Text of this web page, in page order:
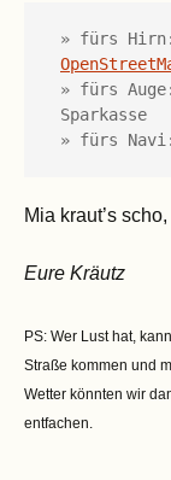
» fürs Hirn:
» fürs
Sparkasse
» fürs
Mia kraut’s
Eure Kräutz
PS: Wer Lust hat,
Straße kommen und
Wetter könnten wir
entfachen.